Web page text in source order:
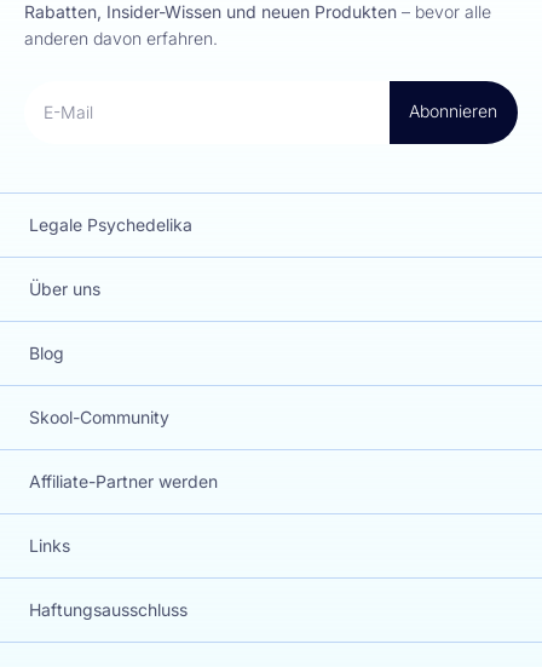
Rabatten, Insider-Wissen und neuen Produkten – bevor alle
anderen davon erfahren.
E-Mail Abonnieren
Legale Psychedelika
Über uns
Blog
Skool-Community
Affiliate-Partner werden
Links
Haftungsausschluss